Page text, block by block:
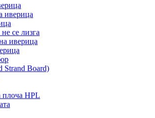
иверица
се лизга
иверица
Strand Board)
плоча HPL